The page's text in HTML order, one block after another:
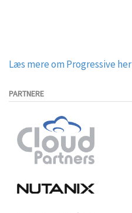
Læs mere om Progressive her
PARTNERE